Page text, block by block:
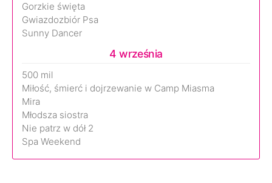
Gorzkie święta
Gwiazdozbiór Psa
Sunny Dancer
4 września
500 mil
Miłość, śmierć i dojrzewanie w Camp Miasma
Mira
Młodsza siostra
Nie patrz w dół 2
Spa Weekend